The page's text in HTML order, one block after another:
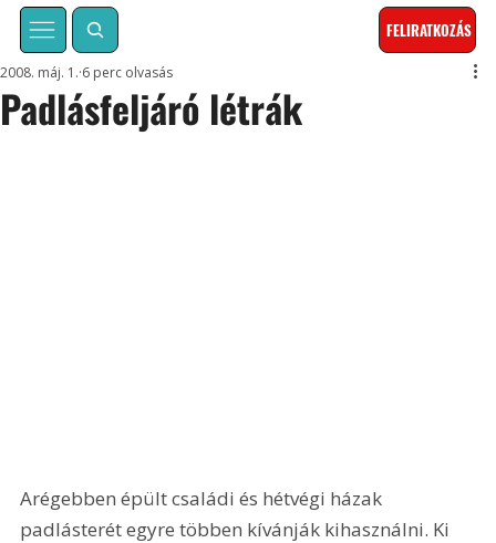
FELIRATKOZÁS
Padlásfeljáró létrák
2008. máj. 1. 6 perc olvasás
Arégebben épült családi és hétvégi házak
padlásterét egyre többen kívánják kihasználni. Ki